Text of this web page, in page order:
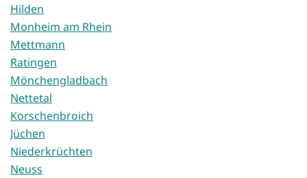
Hilden
Monheim am Rhein
Mettmann
Ratingen
Mönchengladbach
Nettetal
Korschenbroich
Jüchen
Niederkrüchten
Neuss